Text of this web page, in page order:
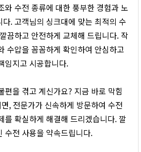
와 수전 종류에 대한 풍부한 경험과 노
. 고객님의 싱크대에 맞는 최적의 수
끔하고 안전하게 교체해 드립니다. 작
수압을 꼼꼼하게 확인하여 안심하고
임지고 시공합니다.
편을 겪고 계신가요? 지금 바로 막힘
, 전문가가 신속하게 방문하여 수전
를 확실하게 해결해 드리겠습니다. 깔
수전 사용을 약속드립니다.